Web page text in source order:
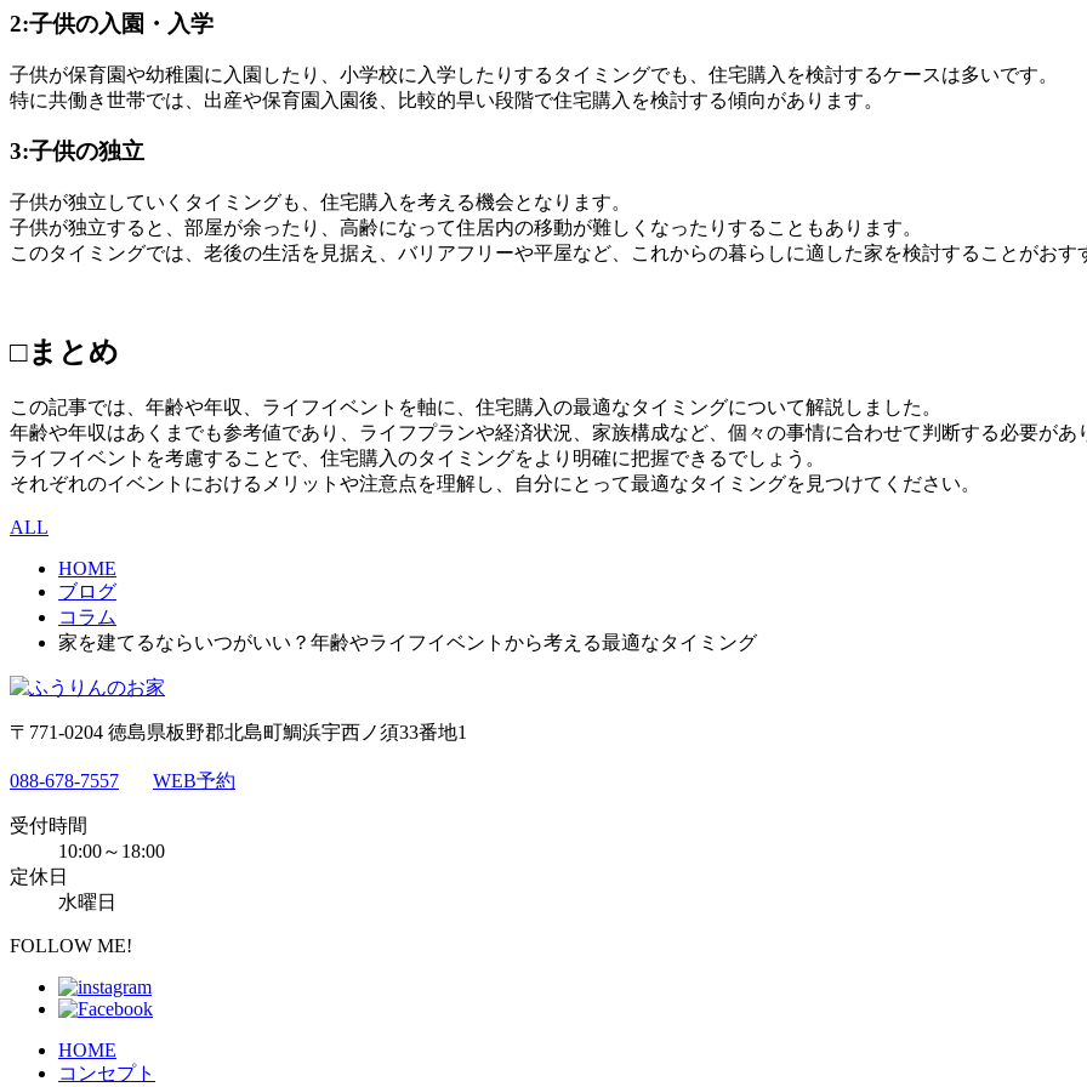
2:子供の入園・入学
子供が保育園や幼稚園に入園したり、小学校に入学したりするタイミングでも、住宅購入を検討するケースは多いです。
特に共働き世帯では、出産や保育園入園後、比較的早い段階で住宅購入を検討する傾向があります。
3:子供の独立
子供が独立していくタイミングも、住宅購入を考える機会となります。
子供が独立すると、部屋が余ったり、高齢になって住居内の移動が難しくなったりすることもあります。
このタイミングでは、老後の生活を見据え、バリアフリーや平屋など、これからの暮らしに適した家を検討することがおす
□まとめ
この記事では、年齢や年収、ライフイベントを軸に、住宅購入の最適なタイミングについて解説しました。
年齢や年収はあくまでも参考値であり、ライフプランや経済状況、家族構成など、個々の事情に合わせて判断する必要があ
ライフイベントを考慮することで、住宅購入のタイミングをより明確に把握できるでしょう。
それぞれのイベントにおけるメリットや注意点を理解し、自分にとって最適なタイミングを見つけてください。
ALL
HOME
ブログ
コラム
家を建てるならいつがいい？年齢やライフイベントから考える最適なタイミング
〒771-0204 徳島県板野郡北島町鯛浜宇西ノ須33番地1
088-678-7557 WEB予約
受付時間
10:00～18:00
定休日
水曜日
FOLLOW ME!
HOME
コンセプト